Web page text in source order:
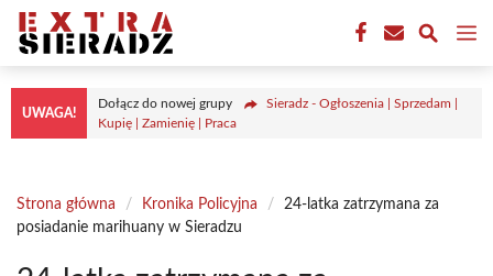
Przejdź
treści
UWAGA!
Dołącz do nowej grupy
Sieradz - Ogłoszenia | Sprzedam |
Kupię | Zamienię | Praca
Strona główna / Kronika Policyjna /
24-latka zatrzymana za
posiadanie marihuany w Sieradzu